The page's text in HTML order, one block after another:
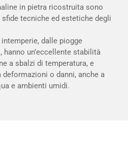
in pietra ricostruita sono
tecniche ed estetiche degli
dalle piogge
un’eccellente stabilità
a sbalzi di temperatura, e
o danni, anche a
e ambienti umidi.